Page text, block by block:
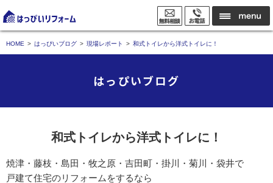
HOME はっぴいブログ 現場レポート 和式トイレから洋式トイレに！
はっぴいブログ
和式トイレから洋式トイレに！
焼津・藤枝・島田・牧之原・吉田町・掛川・菊川・袋井で
戸建て住宅のリフォームをするなら